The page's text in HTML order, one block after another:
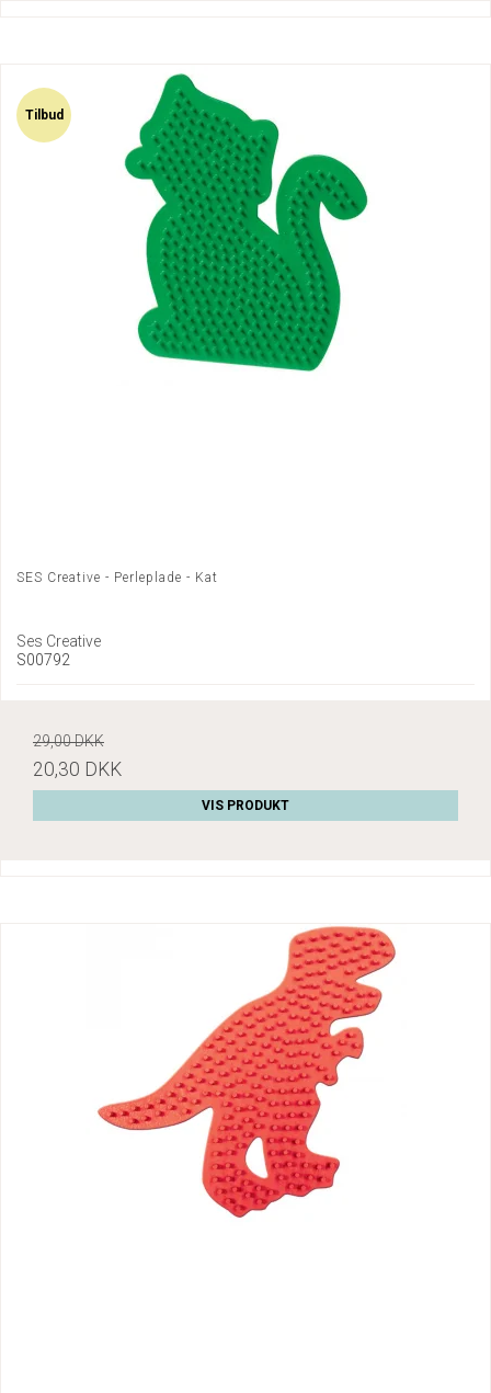
Tilbud
SES Creative - Perleplade - Kat
Ses Creative
S00792
29,00 DKK
20,30 DKK
VIS PRODUKT